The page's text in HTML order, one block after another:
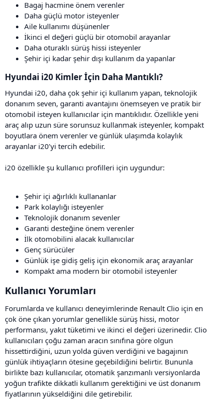
Bagaj hacmine önem verenler
Daha güçlü motor isteyenler
Aile kullanımı düşünenler
İkinci el değeri güçlü bir otomobil arayanlar
Daha oturaklı sürüş hissi isteyenler
Şehir içi kadar şehir dışı kullanım da yapanlar
Hyundai i20 Kimler İçin Daha Mantıklı?​
Hyundai i20, daha çok şehir içi kullanım yapan, teknolojik
donanım seven, garanti avantajını önemseyen ve pratik bir
otomobil isteyen kullanıcılar için mantıklıdır. Özellikle yeni
araç alıp uzun süre sorunsuz kullanmak isteyenler, kompakt
boyutlara önem verenler ve günlük ulaşımda kolaylık
arayanlar i20’yi tercih edebilir.
i20 özellikle şu kullanıcı profilleri için uygundur:
Şehir içi ağırlıklı kullananlar
Park kolaylığı isteyenler
Teknolojik donanım sevenler
Garanti desteğine önem verenler
İlk otomobilini alacak kullanıcılar
Genç sürücüler
Günlük işe gidiş geliş için ekonomik araç arayanlar
Kompakt ama modern bir otomobil isteyenler
Kullanıcı Yorumları​
Forumlarda ve kullanıcı deneyimlerinde Renault Clio için en
çok öne çıkan yorumlar genellikle sürüş hissi, motor
performansı, yakıt tüketimi ve ikinci el değeri üzerinedir. Clio
kullanıcıları çoğu zaman aracın sınıfına göre olgun
hissettirdiğini, uzun yolda güven verdiğini ve bagajının
günlük ihtiyaçların ötesine geçebildiğini belirtir. Bununla
birlikte bazı kullanıcılar, otomatik şanzımanlı versiyonlarda
yoğun trafikte dikkatli kullanım gerektiğini ve üst donanım
fiyatlarının yükseldiğini dile getirebilir.